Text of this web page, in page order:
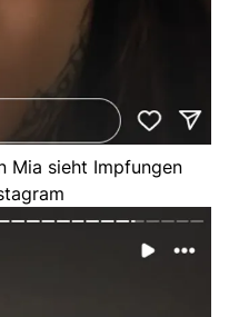
Mia sieht Impfungen